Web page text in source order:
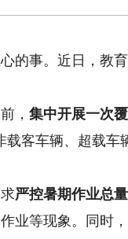
事。近日，教育
，集中开展一次
客车辆、超载车
严控暑期作业总量
业等现象。同时